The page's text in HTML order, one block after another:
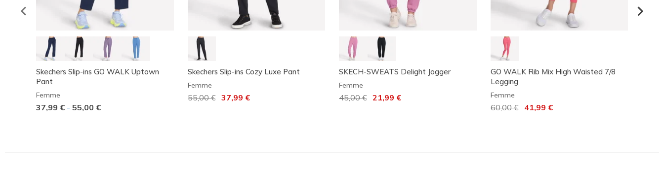
Skechers Slip-ins GO WALK Uptown
Pant
Femme
37,99 € - 55,00 €
Skechers Slip-ins Cozy Luxe Pant
Femme
Prix réduit de
55,00 €à 37,99 €
SKECH-SWEATS Delight Jogger
Femme
Prix réduit de
45,00 € 21,99 €
GO WALK Rib Mix High Waisted 7/8
Legging
Femme
Prix réduit de
60,00 €à 41,99 €